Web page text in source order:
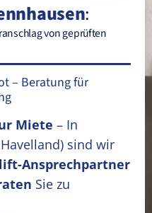
:
von geprüften
– Beratung für
Miete – In
sind wir
Ansprechpartner
Sie zu